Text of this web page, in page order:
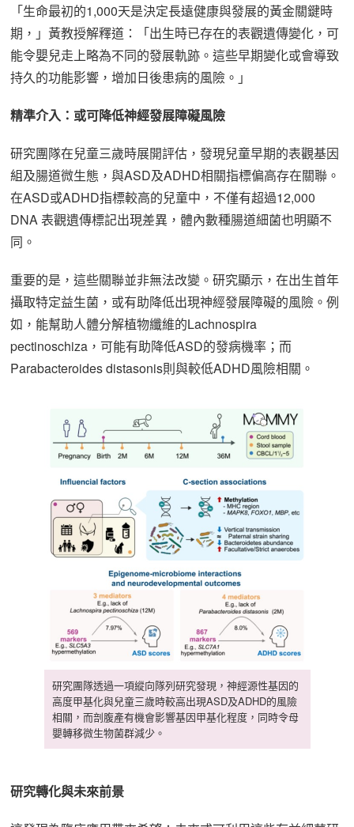
「生命最初的1,000天是決定長遠健康與發展的黃金關鍵時
期，」黃教授解釋道：「出生時已存在的表觀遺傳變化，可
能令嬰兒走上略為不同的發展軌跡。這些早期變化或會導致
持久的功能影響，增加日後患病的風險。」
精準介入：或可降低神經發展障礙風險
研究團隊在兒童三歲時展開評估，發現兒童早期的表觀基因
組及腸道微生態，與ASD及ADHD相關指標偏高存在關聯。
在ASD或ADHD指標較高的兒童中，不僅有超過12,000
DNA 表觀遺傳標記出現差異，體內數種腸道細菌也明顯不
同。
重要的是，這些關聯並非無法改變。研究顯示，在出生首年
攝取特定益生菌，或有助降低出現神經發展障礙的風險。例
如，能幫助人體分解植物纖維的Lachnospira
pectinoschiza，可能有助降低ASD的發病機率；而
Parabacteroides distasonis則與較低ADHD風險相關。
研究團隊透過一項縱向隊列研究發現，神經源性基因的
高度甲基化與兒童三歲時較高出現ASD及ADHD的風險
相關，而剖腹產有機會影響基因甲基化程度，同時令母
嬰轉移微生物菌群減少。
研究轉化與未來前景